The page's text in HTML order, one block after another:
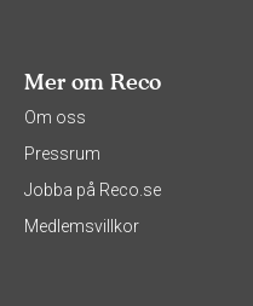
Mer om Reco
Om oss
Pressrum
Jobba på Reco.se
Medlemsvillkor